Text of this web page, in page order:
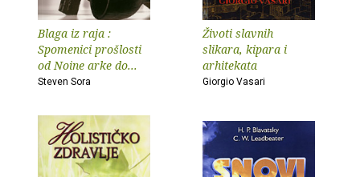
Blaga iz raja :
Spomenici prošlosti
od Noine arke do...
Steven Sora
Životi slavnih
slikara, kipara i
arhitekata
Giorgio Vasari